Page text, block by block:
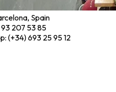
Spain
207 53 85
(+34) 693 25 95 12